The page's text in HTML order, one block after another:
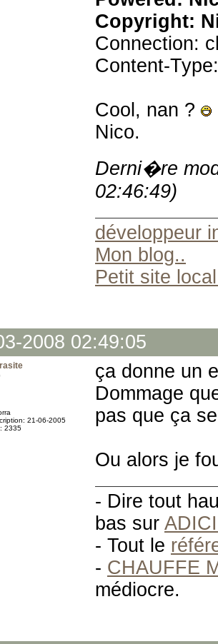
Copyright:
Connection:
Content-
Cool, nan ?
Nico.
Derni�re
02:46:49)
développeur
Mon blog..
Petit site
2008 02:49:05
21-06-2005
2335
ça donne un
Dommage
pas que ça
Ou alors je
- Dire tout
bas sur
- Tout le
- CHAUFFE
médiocre.